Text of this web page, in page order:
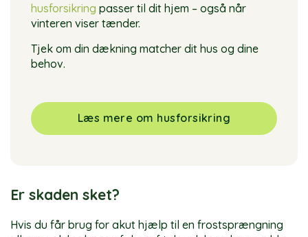
husforsikring passer til dit hjem – også når
vinteren viser tænder.
Tjek om din dækning matcher dit hus og dine
behov.
Læs mere om husforsikring
Er skaden sket?
Hvis du får brug for akut hjælp til en frostsprængning